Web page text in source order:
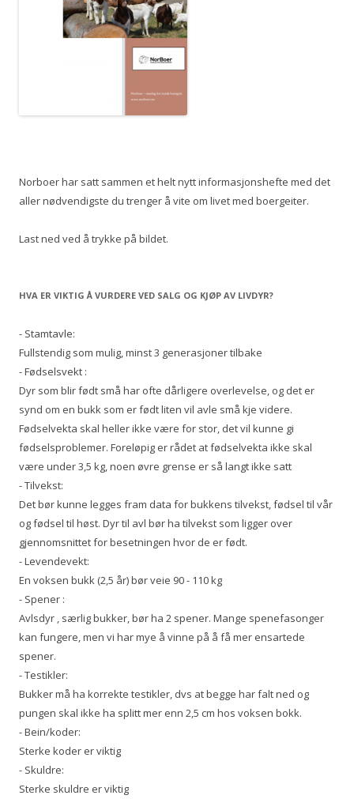
Norboer har satt sammen et helt nytt informasjonshefte med det
aller nødvendigste du trenger å vite om livet med boergeiter.
Last ned ved å trykke på bildet.
HVA ER VIKTIG Å VURDERE VED SALG OG KJØP AV LIVDYR?
- Stamtavle:
Fullstendig som mulig, minst 3 generasjoner tilbake
- Fødselsvekt :
Dyr som blir født små har ofte dårligere overlevelse, og det er
synd om en bukk som er født liten vil avle små kje videre.
Fødselvekta skal heller ikke være for stor, det vil kunne gi
fødselsproblemer. Foreløpig er rådet at fødselvekta ikke skal
være under 3,5 kg, noen øvre grense er så langt ikke satt
- Tilvekst:
Det bør kunne legges fram data for bukkens tilvekst, fødsel til vår
og fødsel til høst. Dyr til avl bør ha tilvekst som ligger over
gjennomsnittet for besetningen hvor de er født.
- Levendevekt:
En voksen bukk (2,5 år) bør veie 90 - 110 kg
- Spener :
Avlsdyr , særlig bukker, bør ha 2 spener. Mange spenefasonger
kan fungere, men vi har mye å vinne på å få mer ensartede
spener.
- Testikler:
Bukker må ha korrekte testikler, dvs at begge har falt ned og
pungen skal ikke ha splitt mer enn 2,5 cm hos voksen bokk.
- Bein/koder:
Sterke koder er viktig
- Skuldre:
Sterke skuldre er viktig